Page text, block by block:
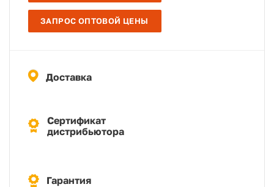
ЗАПРОС ОПТОВОЙ ЦЕНЫ
Доставка
Сертификат
дистрибьютора
Гарантия